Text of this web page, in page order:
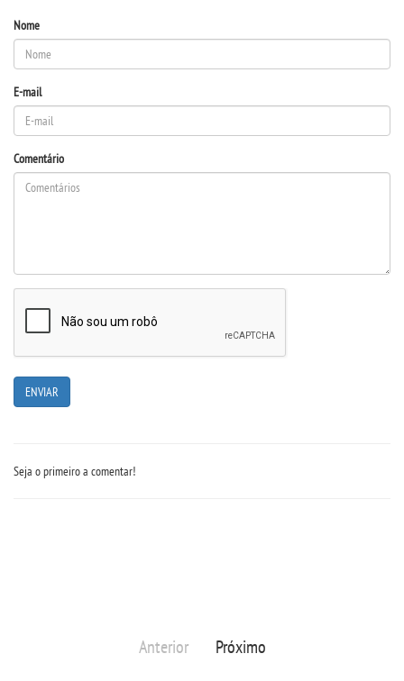
DESTAQUES
REVISTA INTERFACES
UNIESP NEWS
REPOSITÃ³RIO
DISCENTES
Nome
E-mail
Comentário
Seja o primeiro a comentar!
Anterior Próximo